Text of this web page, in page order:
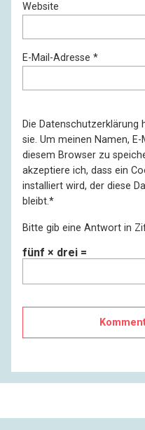
Website
E-Mail-Adresse *
Die Datenschutzerklärung
sie. Um meinen Namen,
diesem Browser zu
akzeptiere ich, dass ein
installiert wird, der diese
bleibt.*
Bitte gib eine Antwort in
fünf × drei =